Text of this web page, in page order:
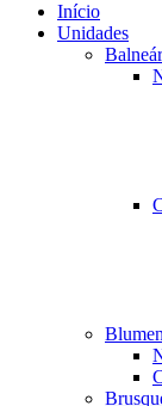
Início
Unidades